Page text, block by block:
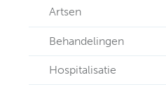
Artsen
Behandelingen
Hospitalisatie